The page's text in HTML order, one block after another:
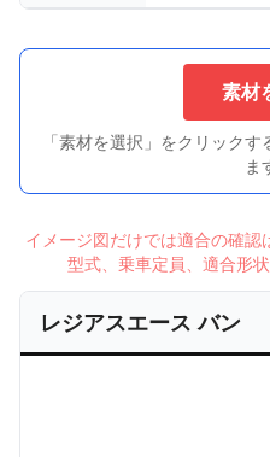
素材
「素材を選択」をクリック
ま
イメージ図だけでは適合の確認
型式、乗車定員、適合形
レジアスエース バン